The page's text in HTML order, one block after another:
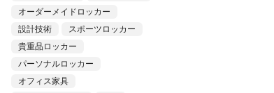
オーダーメイドロッカー
設計技術
スポーツロッカー
貴重品ロッカー
パーソナルロッカー
オフィス家具